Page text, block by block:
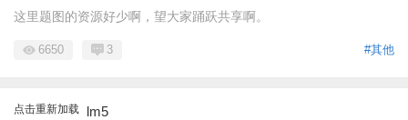
这里题图的资源好少啊，望大家踊跃共享啊。
#其他
6650 3
点击重新加载 lm5